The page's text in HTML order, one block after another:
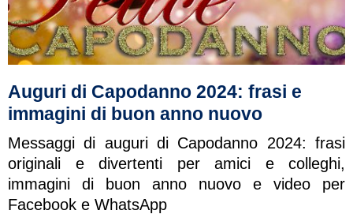
Auguri di Capodanno 2024: frasi e
immagini di buon anno nuovo
Messaggi di auguri di Capodanno 2024: frasi
originali e divertenti per amici e colleghi,
immagini di buon anno nuovo e video per
Facebook e WhatsApp